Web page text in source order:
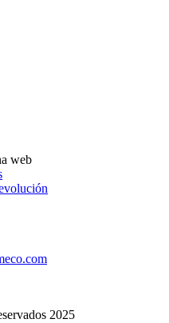
web
2025